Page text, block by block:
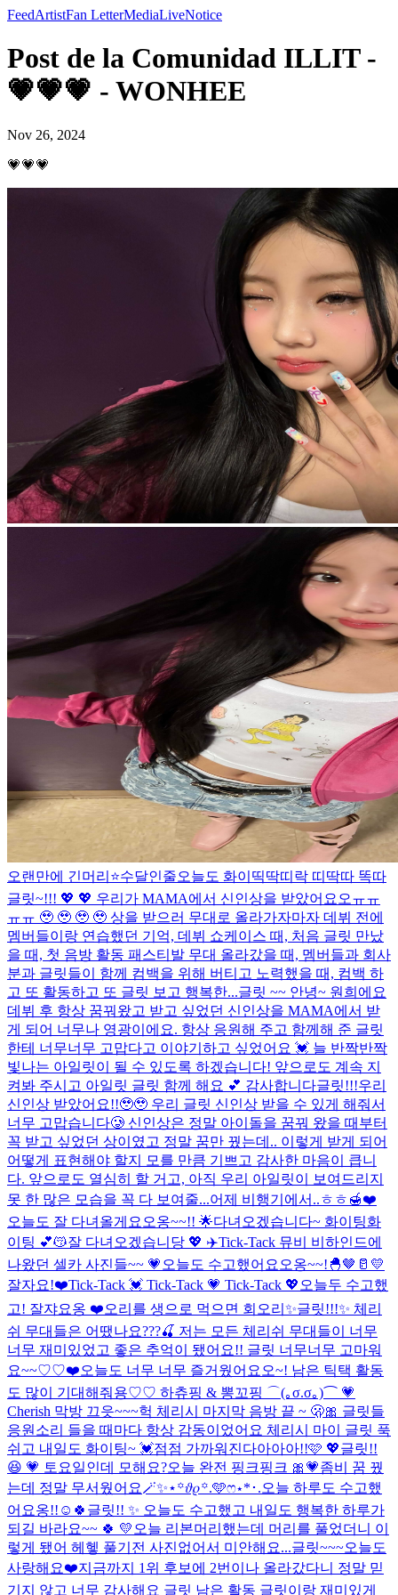
FeedArtistFan LetterMediaLiveNotice
Post de la Comunidad ILLIT -
💗💗💗 - WONHEE
Nov 26, 2024
💗💗💗
오랜만에 긴머리⭐수달인줄오늘도 화이띡딱띠락 띠딱따 똑따
글릿~!!! 💖 💖 우리가 MAMA에서 신인상을 받았어요오ㅠㅠ
ㅠㅠ 🥹 🥹 🥹 🥹 상을 받으러 무대로 올라가자마자 데뷔 전에
멤버들이랑 연습했던 기억, 데뷔 쇼케이스 때, 처음 글릿 만났
을 때, 첫 음방 활동 패스티발 무대 올라갔을 때, 멤버들과 회사
분과 글릿들이 함께 컴백을 위해 버티고 노력했을 때, 컴백 하
고 또 활동하고 또 글릿 보고 행복한...글릿 ~~ 안녕~ 원희에요
데뷔 후 항상 꿈꿔왔고 받고 싶었던 신인상을 MAMA에서 받
게 되어 너무나 영광이에요. 항상 응원해 주고 함께해 준 글릿
한테 너무너무 고맙다고 이야기하고 싶었어요 💓 늘 반짝반짝
빛나는 아일릿이 될 수 있도록 하겠습니다! 앞으로도 계속 지
켜봐 주시고 아일릿 글릿 함께 해요 💕 감사합니다글릿!!!우리
신인상 받았어요!!🥹🥹 우리 글릿 신인상 받을 수 있게 해줘서
너무 고맙습니다🥲 신인상은 정말 아이돌을 꿈꿔 왔을 때부터
꼭 받고 싶었던 상이였고 정말 꿈만 꿨는데.. 이렇게 받게 되어
어떻게 표현해야 할지 모를 만큼 기쁘고 감사한 마음이 큽니
다. 앞으로도 열심히 할 거고, 아직 우리 아일릿이 보여드리지
못 한 많은 모습을 꼭 다 보여줄...어제 비행기에서..ㅎㅎ🍯❤️
오늘도 잘 다녀올게요오옹~~!! 🌟다녀오겠습니다~ 화이팅화
이팅 💕😽잘 다녀오겠습니당 💖 ✈️Tick-Tack 뮤비 비하인드에
나왔던 셀카 사진들~~ 💗 오늘도 수고했어요오옹~~!🐣🤎🥛💛
잘자요!❤️Tick-Tack 💓 Tick-Tack 💗 Tick-Tack 💖 오늘두 수고했
고! 잘쟈요옹 ❤️오리를 생으로 먹으면 회오리 ✨글릿!!!✨ 체리
쉬 무대들은 어땠나요???🍒 저는 모든 체리쉬 무대들이 너무
너무 재미있었고 좋은 추억이 됐어요!! 글릿 너무너무 고마워
요~~♡♡❤️오늘도 너무 너무 즐거웠어요오~! 남은 틱택 활동
도 많이 기대해줘용♡♡ 하츄핑 & 뽕꼬핑 ⌒(｡σ.σ｡)⌒ 💗
Cherish 막방 끄읏~~~헉 체리시 마지막 음방 끝 ~ 🫢🎀 글릿들
응원소리 들을 때마다 항상 감동이었어요 체리시 마이 글릿 푹
쉬고 내일도 화이팅~ 💓점점 가까워진다아아아!!🩷 💖글릿!!
😆 💗 토요일인데 모해요?오늘 완전 핑크핑크 🎀💗좀비 꿈 꿨
는데 정말 무서웠어요 🪄︎︎✨⋆꙳𝜗𝜚꙳.‬️🩵ෆ‪⋆*･.오늘 하루도 수고했
어요옹!!☺️🍀 글릿!! ✨ 오늘도 수고했고 내일도 행복한 하루가
되길 바라요~~ 🍀 💛 오늘 리본머리했는데 머리를 풀었더니 이
렇게 됐어 헤헿 풀기전 사진없어서 미안해요...글릿~~~오늘도
사랑해요❤️지금까지 1위 후보에 2번이나 올라갔다니 정말 믿
기지 않고 너무 감사해요 글릿 남은 활동 글릿이랑 재미있게